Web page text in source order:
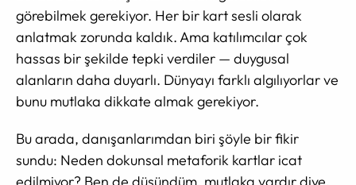
görebilmek gerekiyor. Her bir kart sesli olarak
anlatmak zorunda kaldık. Ama katılımcılar çok
hassas bir şekilde tepki verdiler — duygusal
alanların daha duyarlı. Dünyayı farklı algılıyorlar ve
bunu mutlaka dikkate almak gerekiyor.
Bu arada, danışanlarımdan biri şöyle bir fikir
sundu: Neden dokunsal metaforik kartlar icat